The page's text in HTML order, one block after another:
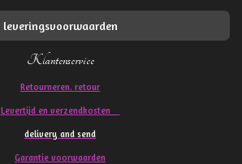
leveringsvoorwaarden
Klantenservice
Retourneren. retour
Levertijd en verzendkosten
delivery and send
Garantie voorwaarden